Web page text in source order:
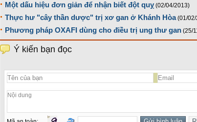
Một dấu hiệu đơn giản để nhận biết đột quỵ (02/04/2013)
Thực hư "cây thần dược" trị xơ gan ở Khánh Hòa (01/
Phương pháp OXAFI dùng cho điều trị ung thư gan (25/
Ý kiến bạn đọc